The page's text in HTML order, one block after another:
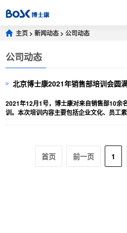
主页 >新闻动态 >公司动态
公司动态
北京博士康2021年销售部培训会圆
2021年12月1号，博士康对来自销售部10余
训。本次培训内容主要包括企业文化、员工
首页 前一页 1